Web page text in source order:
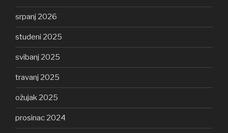
srpanj 2026
studeni 2025
svibanj 2025
travanj 2025
ožujak 2025
prosinac 2024